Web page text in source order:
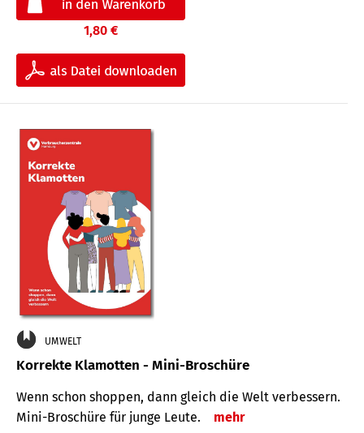
1,80 €
UMWELT
Korrekte Klamotten - Mini-Broschüre
Wenn schon shoppen, dann gleich die Welt verbessern.
Mini-Broschüre für junge Leute.
mehr